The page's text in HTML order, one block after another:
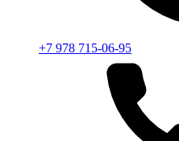
+7 978 715-06-95